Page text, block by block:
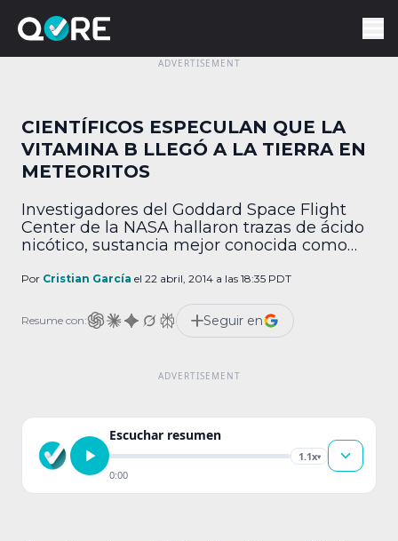
CIENTÍFICOS ESPECULAN QUE LA
VITAMINA B LLEGÓ A LA TIERRA EN
METEORITOS
Investigadores del Goddard Space Flight
Center de la NASA hallaron trazas de ácido
nicótico, sustancia mejor conocida como
cuerpos espaciales analizados son ricos en
conoce) se detectó en concentraciones de
30 a 600 partes por millón. Los científicos
Por Cristian García el 22 abril, 2014 a las 18:35 PDT
Resume con: Seguir en
Escuchar resumen
1.1x▾
0:00